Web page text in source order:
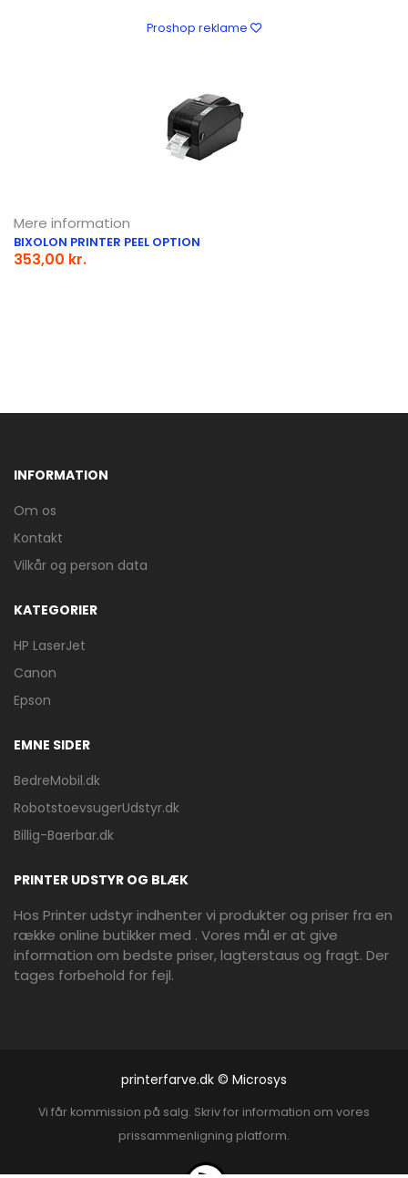
Proshop reklame
Mere information
BIXOLON PRINTER PEEL OPTION
353,00 kr.
INFORMATION
Om os
Kontakt
Vilkår og person data
KATEGORIER
HP LaserJet
Canon
Epson
EMNE SIDER
BedreMobil.dk
RobotstoevsugerUdstyr.dk
Billig-Baerbar.dk
PRINTER UDSTYR OG BLÆK
Hos Printer udstyr indhenter vi produkter og priser fra en
række online butikker med . Vores mål er at give
information om bedste priser, lagterstaus og fragt. Der
tages forbehold for fejl.
printerfarve.dk © Microsys
Vi får kommission på salg. Skriv for information om vores
prissammenligning platform.